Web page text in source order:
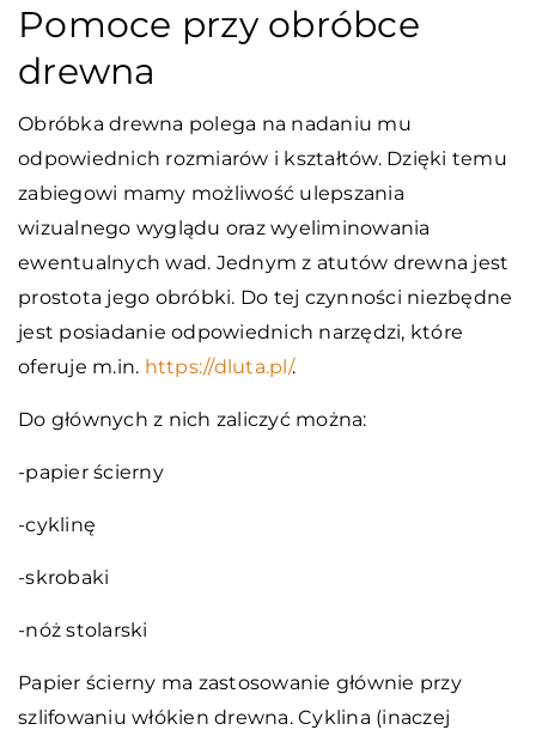
Pomoce przy obróbce
drewna
Obróbka drewna polega na nadaniu mu
odpowiednich rozmiarów i kształtów. Dzięki temu
zabiegowi mamy możliwość ulepszania
wizualnego wyglądu oraz wyeliminowania
ewentualnych wad. Jednym z atutów drewna jest
prostota jego obróbki. Do tej czynności niezbędne
jest posiadanie odpowiednich narzędzi, które
oferuje m.in. https://dluta.pl/.
Do głównych z nich zaliczyć można:
-papier ścierny
-cyklinę
-skrobaki
-nóż stolarski
Papier ścierny ma zastosowanie głównie przy
szlifowaniu włókien drewna. Cyklina (inaczej